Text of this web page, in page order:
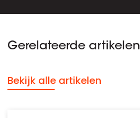
Gerelateerde artikelen
Bekijk alle artikelen